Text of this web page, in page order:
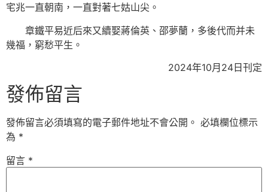
宅兆一直朝南，一直對著七姑山尖。
章鐵平易近后來又續娶蔣倫英、邵夢蘭，多後代而并未
幾福，窮愁平生。
2024年10月24日刊定
發佈留言
發佈留言必須填寫的電子郵件地址不會公開。 必填欄位標示
為 *
留言 *